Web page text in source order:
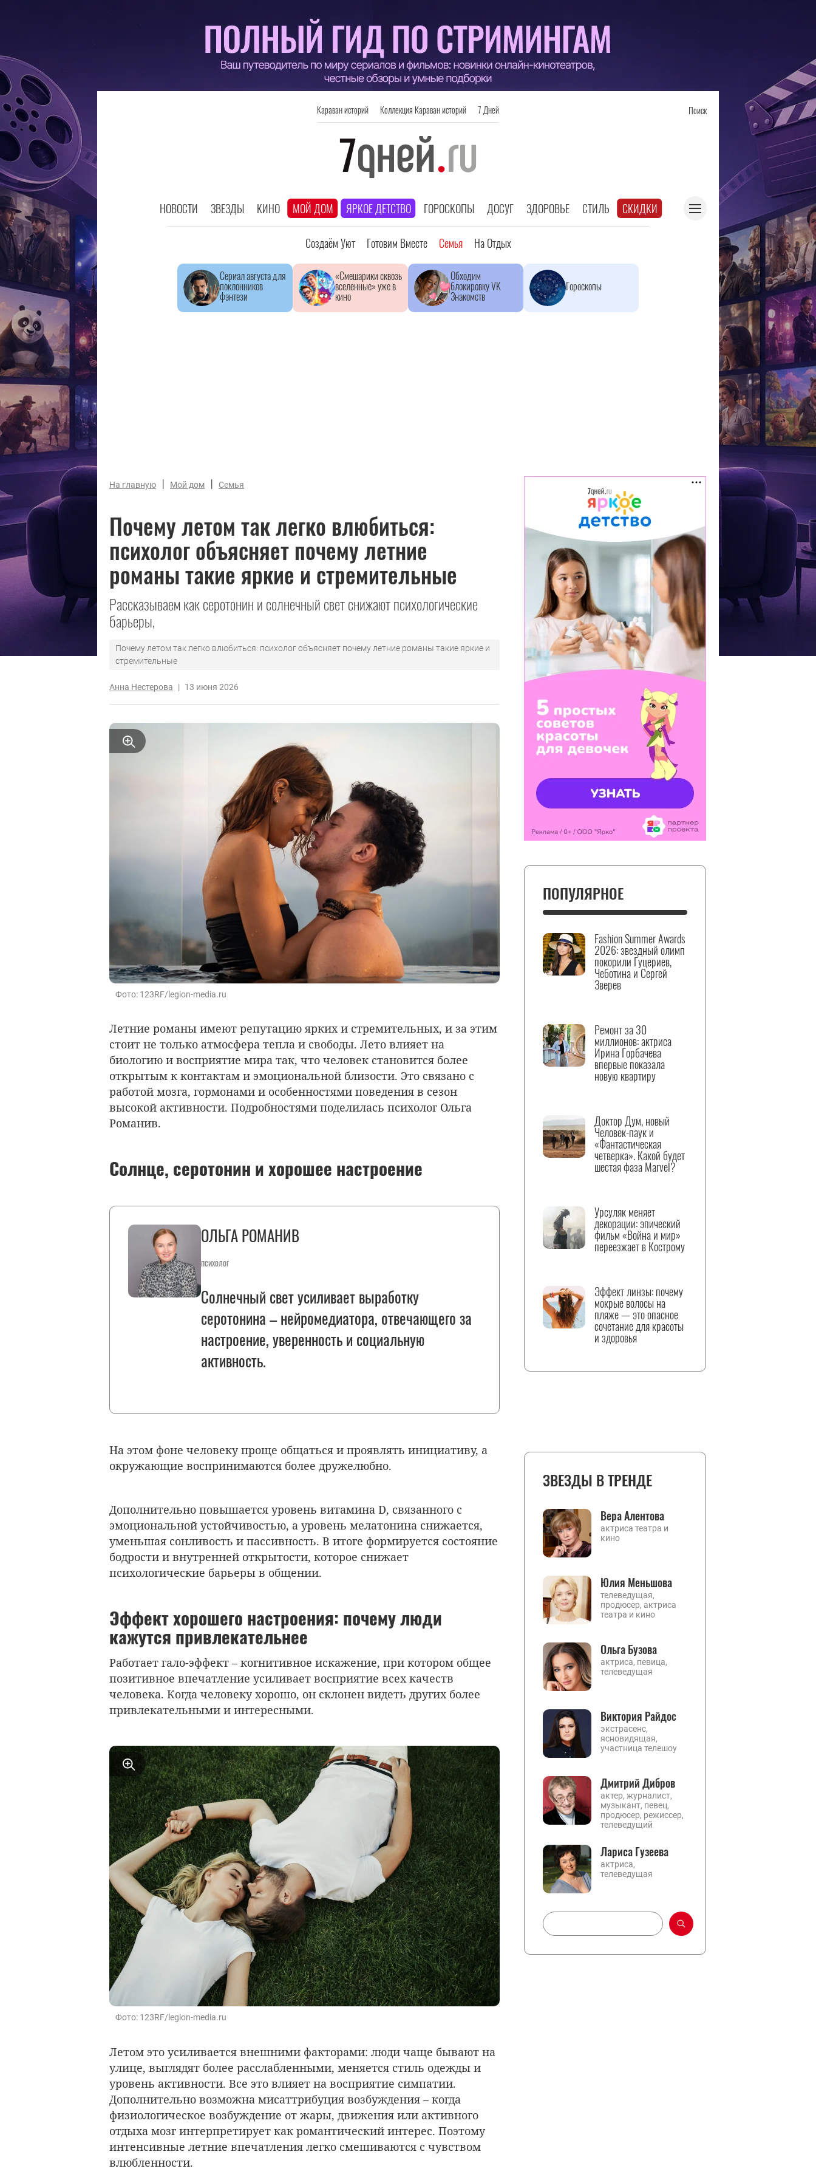
Караван историй Коллекция Караван историй 7 Дней Поиск
НОВОСТИ ЗВЕЗДЫ КИНО МОЙ ДОМ ЯРКОЕ ДЕТСТВО ГОРОСКОПЫ ДОСУГ ЗДОРОВЬЕ СТИЛЬ СКИДКИ
Создаём Уют Готовим Вместе Семья На Отдых
Сериал августа для
поклонников
фэнтези
«Смешарики сквозь
вселенные» уже в
кино
Обходим
блокировку VK
Знакомств
Гороскопы
На главную | Мой дом | Семья
Почему летом так легко влюбиться:
психолог объясняет почему летние
романы такие яркие и стремительные
Рассказываем как серотонин и солнечный свет снижают психологические
барьеры,
Почему летом так легко влюбиться: психолог объясняет почему летние романы такие яркие и
стремительные
Анна Нестерова | 13 июня 2026
Фото: 123RF/legion-media.ru
Летние романы имеют репутацию ярких и стремительных, и за этим
стоит не только атмосфера тепла и свободы. Лето влияет на
биологию и восприятие мира так, что человек становится более
открытым к контактам и эмоциональной близости. Это связано с
работой мозга, гормонами и особенностями поведения в сезон
высокой активности. Подробностями поделилась психолог Ольга
Романив.
Солнце, серотонин и хорошее настроение
ОЛЬГА РОМАНИВ
психолог
Солнечный свет усиливает выработку
серотонина – нейромедиатора, отвечающего за
настроение, уверенность и социальную
активность.
На этом фоне человеку проще общаться и проявлять инициативу, а
окружающие воспринимаются более дружелюбно.
Дополнительно повышается уровень витамина D, связанного с
эмоциональной устойчивостью, а уровень мелатонина снижается,
уменьшая сонливость и пассивность. В итоге формируется состояние
бодрости и внутренней открытости, которое снижает
психологические барьеры в общении.
Эффект хорошего настроения: почему люди
кажутся привлекательнее
Работает гало-эффект – когнитивное искажение, при котором общее
позитивное впечатление усиливает восприятие всех качеств
человека. Когда человеку хорошо, он склонен видеть других более
привлекательными и интересными.
Фото: 123RF/legion-media.ru
Летом это усиливается внешними факторами: люди чаще бывают на
улице, выглядят более расслабленными, меняется стиль одежды и
уровень активности. Все это влияет на восприятие симпатии.
Дополнительно возможна мисаттрибуция возбуждения – когда
физиологическое возбуждение от жары, движения или активного
отдыха мозг интерпретирует как романтический интерес. Поэтому
интенсивные летние впечатления легко смешиваются с чувством
влюбленности.
ПОПУЛЯРНОЕ
Fashion Summer Awards
2026: звездный олимп
покорили Гуцериев,
Чеботина и Сергей
Зверев
Ремонт за 30
миллионов: актриса
Ирина Горбачева
впервые показала
новую квартиру
Доктор Дум, новый
Человек-паук и
«Фантастическая
четверка». Какой будет
шестая фаза Marvel?
Урсуляк меняет
декорации: эпический
фильм «Война и мир»
переезжает в Кострому
Эффект линзы: почему
мокрые волосы на
пляже — это опасное
сочетание для красоты
и здоровья
ЗВЕЗДЫ В ТРЕНДЕ
Вера Алентова
актриса театра и
кино
Юлия Меньшова
телеведущая,
продюсер, актриса
театра и кино
Ольга Бузова
актриса, певица,
телеведущая
Виктория Райдос
экстрасенс,
ясновидящая,
участница телешоу
Дмитрий Дибров
актер, журналист,
музыкант, певец,
продюсер, режиссер,
телеведущий
Лариса Гузеева
актриса,
телеведущая